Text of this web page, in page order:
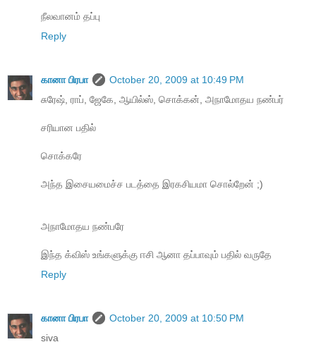
நீலவானம் தப்பு
Reply
கானா பிரபா
October 20, 2009 at 10:49 PM
சுரேஷ், ராப், ஜேகே, ஆயில்ஸ், சொக்கன், அநாமோதய நண்பர்
சரியான பதில்
சொக்கரே
அந்த இசையமைச்ச படத்தை இரகசியமா சொல்றேன் ;)
அநாமோதய நண்பரே
இந்த க்விஸ் உங்களுக்கு ஈசி ஆனா தப்பாவும் பதில் வருதே
Reply
கானா பிரபா
October 20, 2009 at 10:50 PM
siva